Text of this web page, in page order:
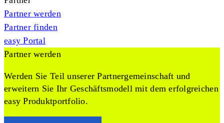
Partner werden
Partner finden
easy Portal
Partner werden
Werden Sie Teil unserer Partnergemeinschaft und
erweitern Sie Ihr Geschäftsmodell mit dem erfolgreichen
easy Produktportfolio.